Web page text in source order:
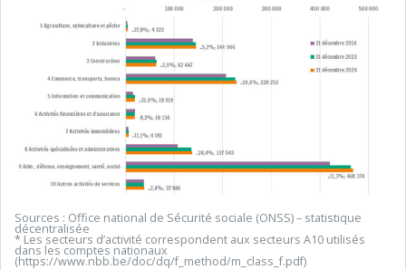
Sources : Office national de Sécurité sociale (ONSS) – statistique
décentralisée
* Les secteurs d’activité correspondent aux secteurs A10 utilisés
dans les comptes nationaux
(https://www.nbb.be/doc/dq/f_method/m_class_f.pdf)